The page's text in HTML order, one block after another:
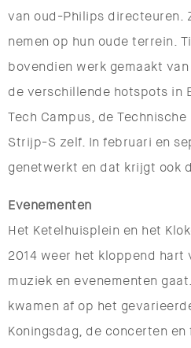
van oud-Philips directeuren.
nemen op hun oude terrein.
bovendien werk gemaakt
de verschillende hotspots in
Tech Campus, de
Strijp-S zelf. In februari en
genetwerkt en dat krijgt ook
Evenementen
Het Ketelhuisplein en het
2014 weer het kloppend hart
muziek en evenementen
kwamen af op het
Koningsdag, de concerten